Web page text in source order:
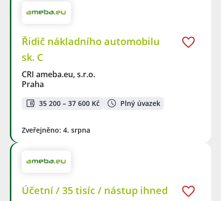
Řidič nákladního automobilu
sk. C
CRI ameba.eu, s.r.o.
Praha
35 200 – 37 600 Kč Plný úvazek
Zveřejněno: 4. srpna
Účetní / 35 tisíc / nástup ihned